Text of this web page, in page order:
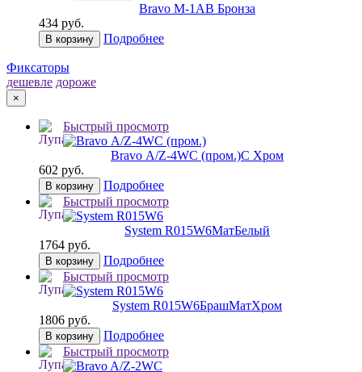
Bravo M-1 AB Бронза
434 руб.
В корзину Подробнее
Фиксаторы
дешевле дороже
×
Быстрый просмотр
Bravo А/Z-4WC (пром.)C Хром
602 руб.
В корзину
Подробнее
Быстрый просмотр
System R015W6МатБелый
1764 руб.
В корзину
Подробнее
Быстрый просмотр
System R015W6БрашМатХром
1806 руб.
В корзину
Подробнее
Быстрый просмотр